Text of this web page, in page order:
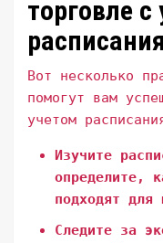
торговле с
Вот несколько
помогут вам
учетом
Изучите
определите,
подходят для
Следите за